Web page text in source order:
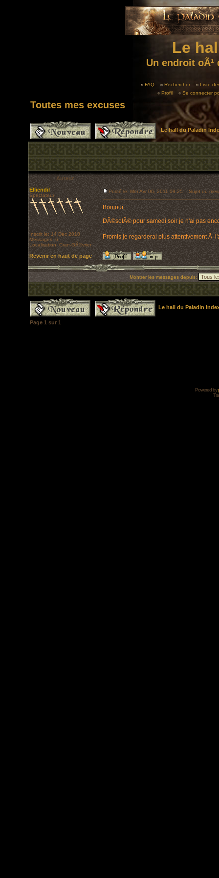
Le
Un endroit
FAQ Rechercher
Liste
Profil
Se connecter
Toutes mes excuses
Le hall du Paladin
Auteur
Elliendil
Spectateur
Inscrit le: 14 Déc 2010
Messages: 6
Localisation: Cran-GÃ©vrier
Posté le: Mer Avr 06, 2011 09:25 Sujet du
Bonjour,
DÃ©solÃ© pour samedi soir je n'ai pas
Promis je regarderai plus attentivement Ã
Revenir en haut de page
Montrer les messages depuis:
Le hall du Paladin
Page 1 sur 1
Powered by